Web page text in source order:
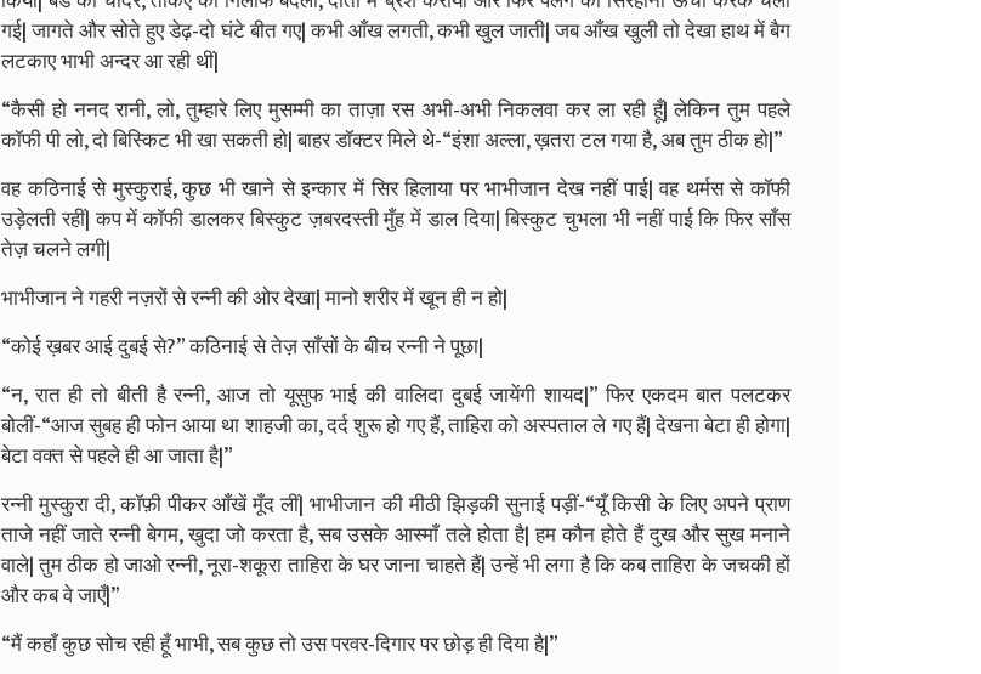
गई| जागते और सोते हुए डेढ़-दो घंटे बीत गए| कभी आँख लगती, कभी खुल जाती| जब आँख खुली तो देखा हाथ में बैग
लटकाए भाभी अन्दर आ रही थीं|
“कैसी हो ननद रानी, लो, तुम्हारे लिए मुसम्मी का ताज़ा रस अभी-अभी निकलवा कर ला रही हूँ| लेकिन तुम पहले
कॉफी पी लो, दो बिस्किट भी खा सकती हो| बाहर डॉक्टर मिले थे-“इंशा अल्ला, ख़तरा टल गया है, अब तुम ठीक हो|”
वह कठिनाई से मुस्कुराई, कुछ भी खाने से इन्कार में सिर हिलाया पर भाभीजान देख नहीं पाई| वह थर्मस से कॉफी
उड़ेलती रहीं| कप में कॉफी डालकर बिस्कुट ज़बरदस्ती मुँह में डाल दिया| बिस्कुट चुभला भी नहीं पाई कि फिर साँस
तेज़ चलने लगी|
भाभीजान ने गहरी नज़रों से रन्नी की ओर देखा| मानो शरीर में खून ही न हो|
“कोई ख़बर आई दुबई से?” कठिनाई से तेज़ साँसों के बीच रन्नी ने पूछा|
“न, रात ही तो बीती है रन्नी, आज तो यूसुफ भाई की वालिदा दुबई जायेंगी शायद|” फिर एकदम बात पलटकर
बोलीं-“आज सुबह ही फोन आया था शाहजी का, दर्द शुरू हो गए हैं, ताहिरा को अस्पताल ले गए हैं| देखना बेटा ही होगा|
बेटा वक्त से पहले ही आ जाता है|”
रन्नी मुस्कुरा दी, कॉफ़ी पीकर आँखें मूँद लीं| भाभीजान की मीठी झिड़की सुनाई पड़ीं-“यूँ किसी के लिए अपने प्राण
ताजे नहीं जाते रन्नी बेगम, खुदा जो करता है, सब उसके आस्माँ तले होता है| हम कौन होते हैं दुख और सुख मनाने
वाले| तुम ठीक हो जाओ रन्नी, नूरा-शकूरा ताहिरा के घर जाना चाहते हैं| उन्हें भी लगा है कि कब ताहिरा के जचकी हों
और कब वे जाएँ|”
“मैं कहाँ कुछ सोच रही हूँ भाभी, सब कुछ तो उस परवर-दिगार पर छोड़ ही दिया है|”